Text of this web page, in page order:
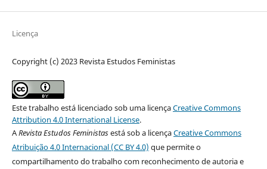
Licença
Copyright (c) 2023 Revista Estudos Feministas
Este trabalho está licenciado sob uma licençaCreative Commons
Attribution 4.0 International License.
ARevista Estudos Feministasestá sob a licençaCreative Commons
Atribuição 4.0 Internacional (CC BY 4.0) que permite o
compartilhamento do trabalho com reconhecimento de autoria e